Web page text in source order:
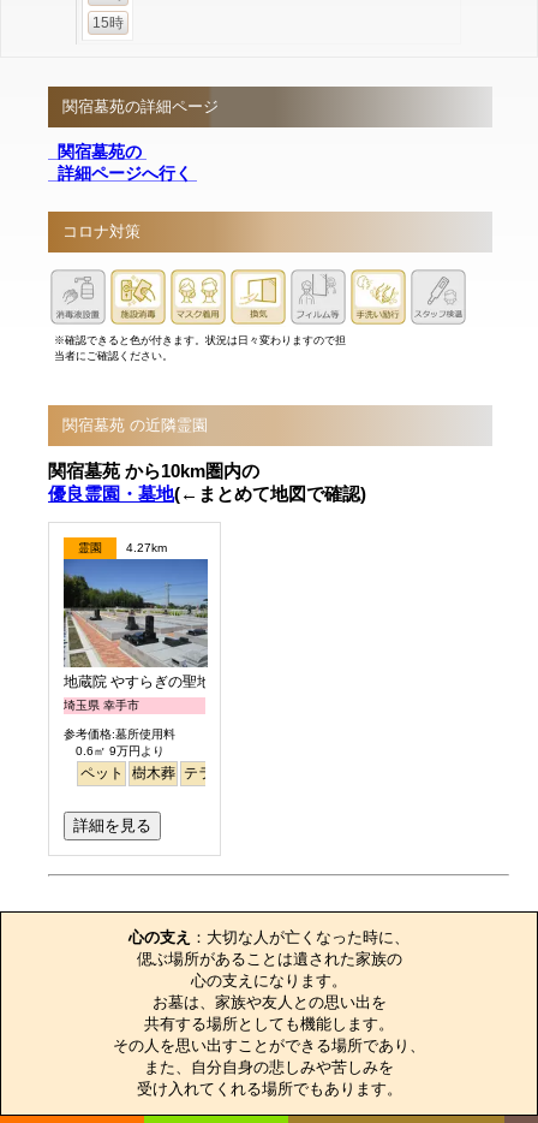
15時
関宿墓苑の詳細ページ
関宿墓苑の
詳細ページへ行く
コロナ対策
※確認できると色が付きます。状況は日々変わりますので担
当者にご確認ください。
関宿墓苑 の近隣霊園
関宿墓苑 から10km圏内の
優良霊園・墓地(←まとめて地図で確認)
霊園 4.27km
地蔵院 やすらぎの聖地
埼玉県 幸手市
参考価格:墓所使用料
0.6㎡ 9万円より
ペット 樹木葬 テラス
詳細を見る
心の支え ：大切な人が亡くなった時に、
偲ぶ場所があることは遺された家族の
心の支えになります。
お墓は、家族や友人との思い出を
共有する場所としても機能します。
その人を思い出すことができる場所であり、
また、自分自身の悲しみや苦しみを
受け入れてくれる場所でもあります。